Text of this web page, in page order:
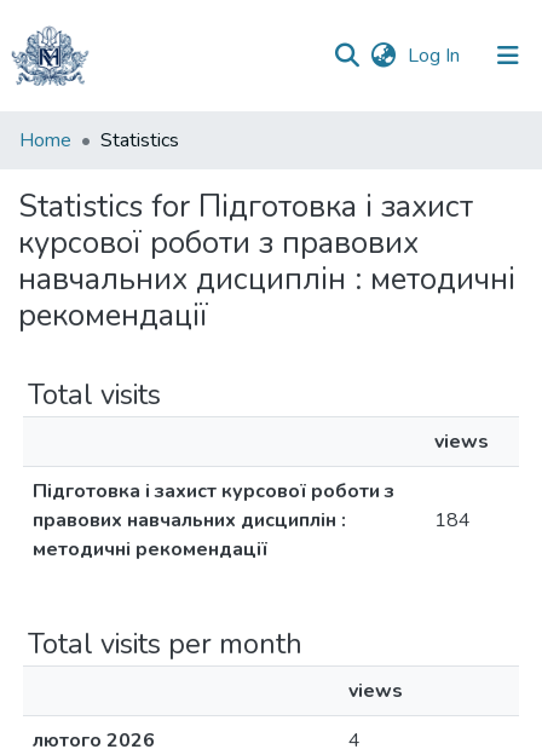
Log In (current)
Communities
Collections
All of DSpace
Home Statistics
Statistics for Підготовка і захист
курсової роботи з правових
навчальних дисциплін : методичні
рекомендації
Total visits
views
Підготовка і захист курсової роботи з
правових навчальних дисциплін :
методичні рекомендації
184
Total visits per month
views
лютого 2026
4